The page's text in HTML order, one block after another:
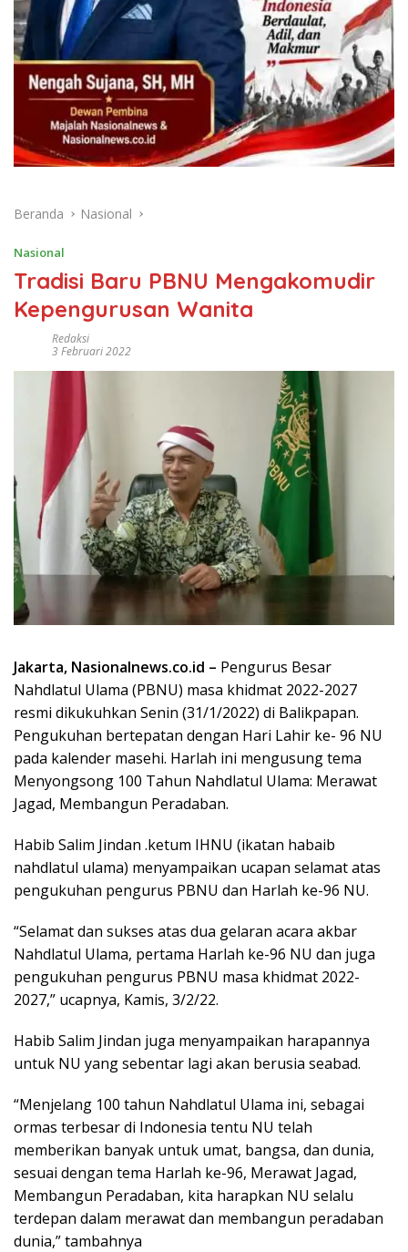
Beranda Nasional
Nasional
Tradisi Baru PBNU Mengakomudir
Kepengurusan Wanita
Redaksi
3 Februari 2022
Jakarta, Nasionalnews.co.id – Pengurus Besar
Nahdlatul Ulama (PBNU) masa khidmat 2022-2027
resmi dikukuhkan Senin (31/1/2022) di Balikpapan.
Pengukuhan bertepatan dengan Hari Lahir ke- 96 NU
pada kalender masehi. Harlah ini mengusung tema
Menyongsong 100 Tahun Nahdlatul Ulama: Merawat
Jagad, Membangun Peradaban.
Habib Salim Jindan .ketum IHNU (ikatan habaib
nahdlatul ulama) menyampaikan ucapan selamat atas
pengukuhan pengurus PBNU dan Harlah ke-96 NU.
“Selamat dan sukses atas dua gelaran acara akbar
Nahdlatul Ulama, pertama Harlah ke-96 NU dan juga
pengukuhan pengurus PBNU masa khidmat 2022-
2027,” ucapnya, Kamis, 3/2/22.
Habib Salim Jindan juga menyampaikan harapannya
untuk NU yang sebentar lagi akan berusia seabad.
“Menjelang 100 tahun Nahdlatul Ulama ini, sebagai
ormas terbesar di Indonesia tentu NU telah
memberikan banyak untuk umat, bangsa, dan dunia,
sesuai dengan tema Harlah ke-96, Merawat Jagad,
Membangun Peradaban, kita harapkan NU selalu
terdepan dalam merawat dan membangun peradaban
dunia,” tambahnya